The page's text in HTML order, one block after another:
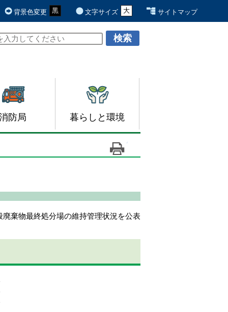
背景色変更 黒
青
白 文字サイズ 大
元 サイトマップ
防局 暮らしと環境
棄物最終処分場の維持管理状況を公表